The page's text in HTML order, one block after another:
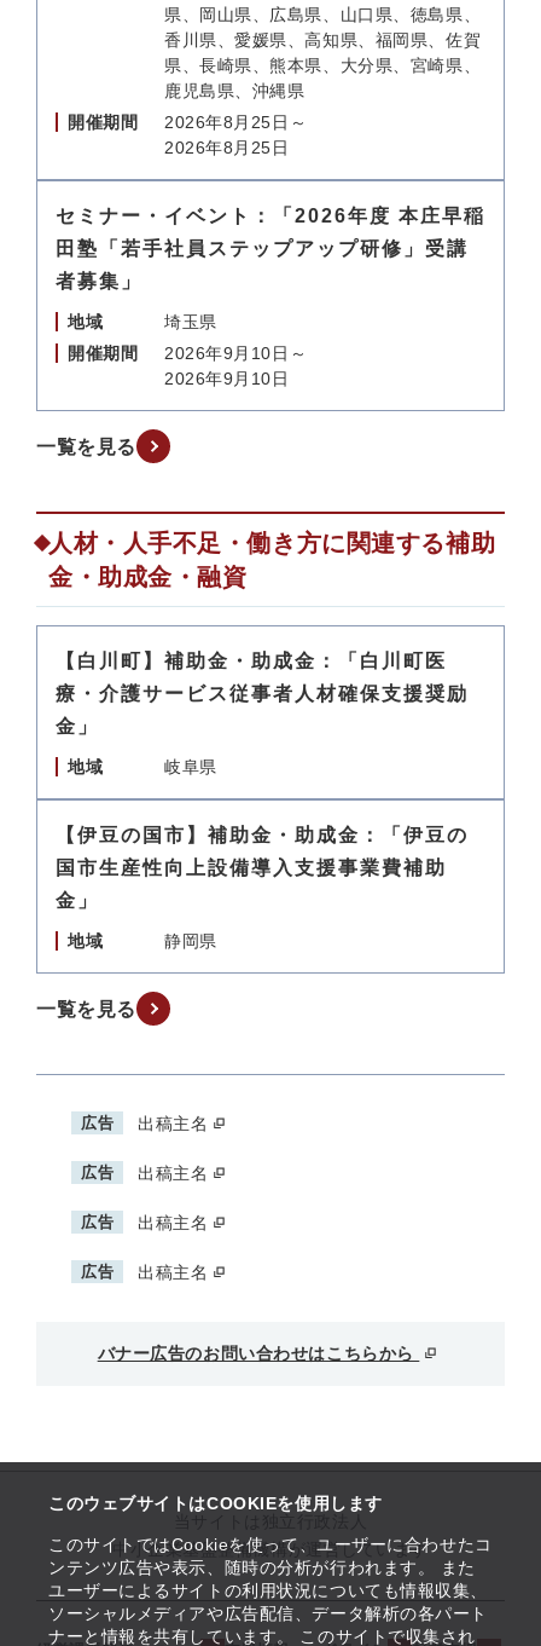
このウェブサイトはCOOKIEを使用します
このサイトではCookieを使って、ユーザーに合わせたコ
ンテンツ広告や表示、随時の分析が行われます。 また
ユーザーによるサイトの利用状況についても情報収集、
ソーシャルメディアや広告配信、データ解析の各パート
ナーと情報を共有しています。 このサイトで収集され
県、岡山県、広島県、山口県、徳島県、
香川県、愛媛県、高知県、福岡県、佐賀
県、長崎県、熊本県、大分県、宮崎県、
鹿児島県、沖縄県
開催期間
2026年8月25日～
2026年8月25日
セミナー・イベント：「2026年度 本庄早稲
田塾「若手社員ステップアップ研修」受講
者募集」
地域
埼玉県
開催期間
2026年9月10日～
2026年9月10日
一覧を見る
人材・人手不足・働き方に関連する補助
金・助成金・融資
【白川町】補助金・助成金：「白川町医
療・介護サービス従事者人材確保支援奨励
金」
地域 岐阜県
【伊豆の国市】補助金・助成金：「伊豆の
国市生産性向上設備導入支援事業費補助
金」
地域 静岡県
一覧を見る
広告 出稿主名
広告 出稿主名
広告 出稿主名
広告 出稿主名
バナー広告のお問い合わせはこちらから
中小企業基盤整備機構が運営しています